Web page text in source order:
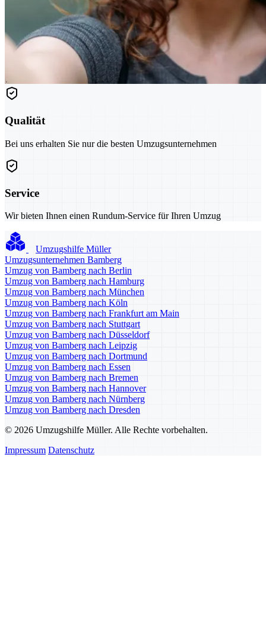
Qualität
Bei uns erhalten Sie nur die besten Umzugsunternehmen
Service
Wir bieten Ihnen einen Rundum-Service für Ihren Umzug
Umzugshilfe Müller
Umzugsunternehmen Bamberg
Umzug von Bamberg nach Berlin
Umzug von Bamberg nach Hamburg
Umzug von Bamberg nach München
Umzug von Bamberg nach Köln
Umzug von Bamberg nach Frankfurt am Main
Umzug von Bamberg nach Stuttgart
Umzug von Bamberg nach Düsseldorf
Umzug von Bamberg nach Leipzig
Umzug von Bamberg nach Dortmund
Umzug von Bamberg nach Essen
Umzug von Bamberg nach Bremen
Umzug von Bamberg nach Hannover
Umzug von Bamberg nach Nürnberg
Umzug von Bamberg nach Dresden
© 2026 Umzugshilfe Müller. Alle Rechte vorbehalten.
Impressum Datenschutz